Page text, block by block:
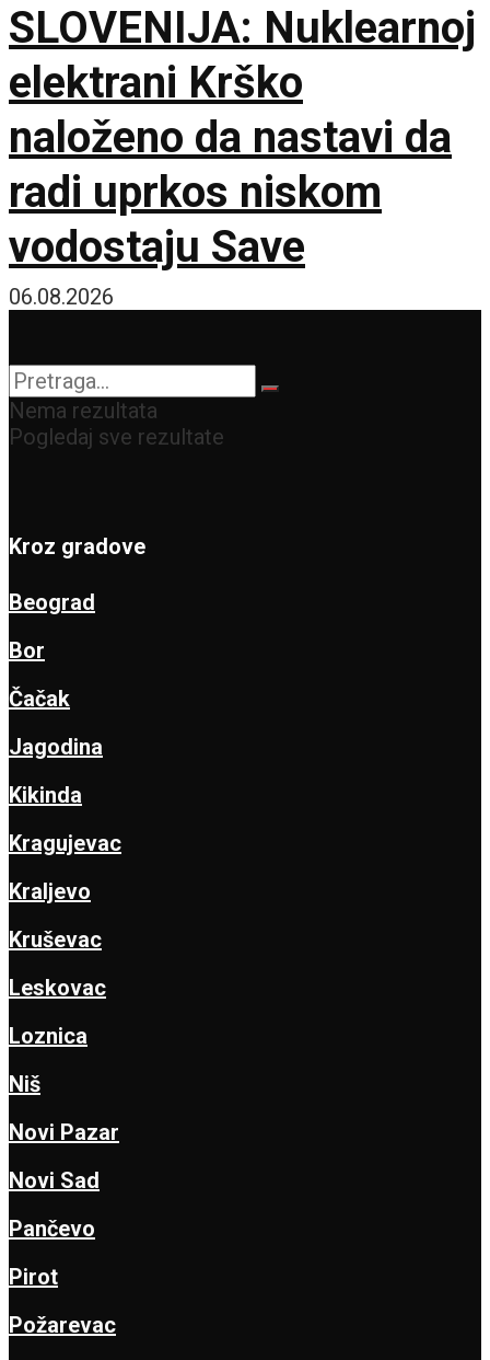
genocidu
SLOVENIJA: Nuklearnoj
elektrani Krško
naloženo da nastavi da
radi uprkos niskom
vodostaju Save
06.08.2026
Nema rezultata
Pogledaj sve rezultate
Kroz gradove
Beograd
Bor
Čačak
Jagodina
Kikinda
Kragujevac
Kraljevo
Kruševac
Leskovac
Loznica
Niš
Novi Pazar
Novi Sad
Pančevo
Pirot
Požarevac